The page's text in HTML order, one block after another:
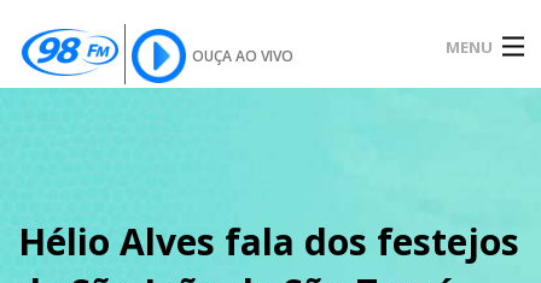
OUÇA AO VIVO MENU
SOBRE
Hélio Alves fala dos festejos